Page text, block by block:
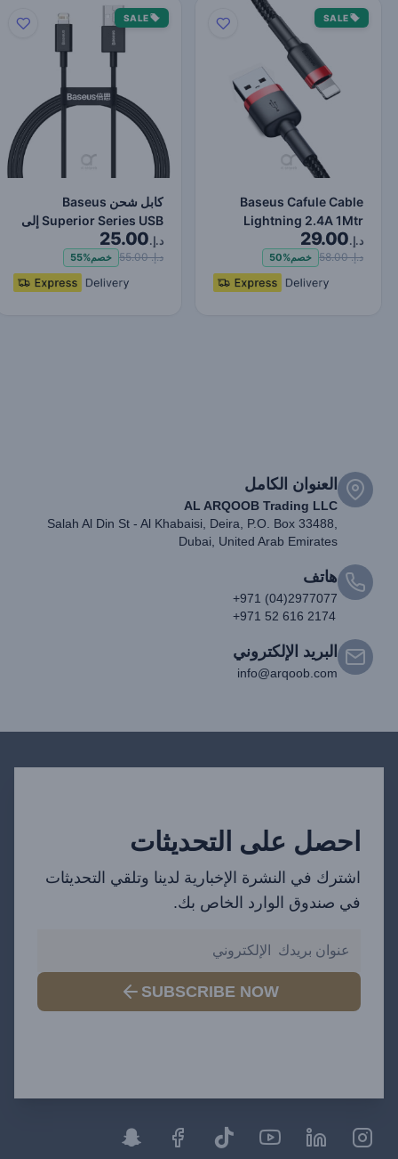
SALE
Baseus Cafule Cable
Lightning 2.4A 1Mtr
Red+Black
د.إ.29.00
د.إ. 58.00 خصم50%
SALE
كابل شحن Baseus
Superior Series USB إلى
Lightning-Fast لنقل البي…
د.إ.25.00
د.إ. 55.00 خصم55%
العنوان الكامل
AL ARQOOB Trading LLC
Salah Al Din St - Al Khabaisi, Deira, P.O. Box 33488,
Dubai, United Arab Emirates
هاتف
+971 (04)2977077
+971 52 616 2174
البريد الإلكتروني
info@arqoob.com
احصل على التحديثات
اشترك في النشرة الإخبارية لدينا وتلقي التحديثات
في صندوق الوارد الخاص بك.
SUBSCRIBE NOW